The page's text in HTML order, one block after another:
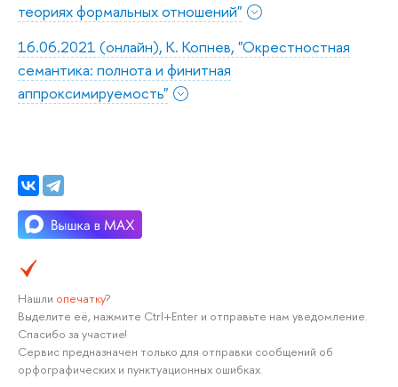
теориях формальных отношений"
16.06.2021 (онлайн), К. Копнев, "Окрестностная
семантика: полнота и финитная
аппроксимируемость"
Нашли опечатку?
Выделите её, нажмите Ctrl+Enter и отправьте нам уведомление.
Спасибо за участие!
Сервис предназначен только для отправки сообщений об
орфографических и пунктуационных ошибках.